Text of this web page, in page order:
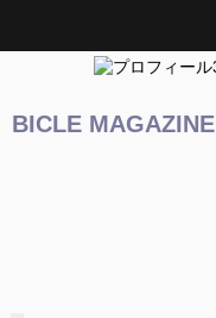
BICLE MAGAZINE